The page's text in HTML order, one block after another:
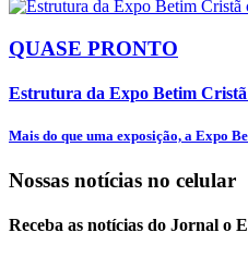
QUASE PRONTO
Estrutura da Expo Betim
Mais do que uma exposição, a Expo
Nossas notícias no celular
Receba as notícias do Jornal o